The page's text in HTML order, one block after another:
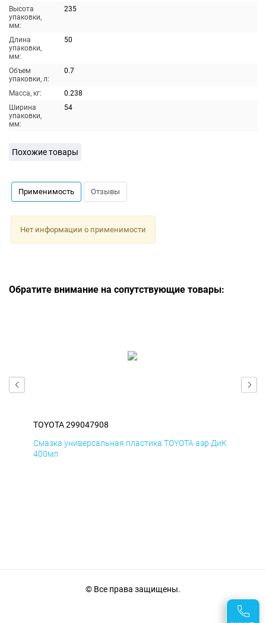
Высота
упаковки,
мм:
235
Длина
упаковки,
мм:
50
Объем
упаковки, л:
0.7
Масса, кг:
0.238
Ширина
упаковки,
мм:
54
Похожие товары
Применимость Отзывы
Нет информации о применимости
Обратите внимание на сопутствующие товары:
TOYOTA 299047908
Смазка универсальная пластика TOYOTA аэр ДиК
400мл
© Все права защищены.